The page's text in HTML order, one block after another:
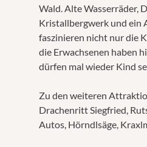
Wald. Alte Wasserräder,
Kristallbergwerk und ein
faszinieren nicht nur die
die Erwachsenen haben
dürfen mal wieder Kind
Zu den weiteren
Drachenritt Siegfried,
Autos, Hörndlsäge,